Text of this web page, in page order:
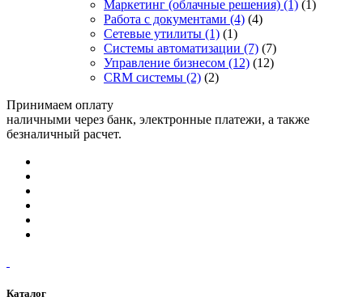
Маркетинг (облачные решения) (1) (1)
Работа с документами (4) (4)
Сетевые утилиты (1) (1)
Системы автоматизации (7) (7)
Управление бизнесом (12) (12)
CRM системы (2) (2)
Принимаем оплату
наличными через банк, электронные платежи, а также
безналичный расчет.
Каталог